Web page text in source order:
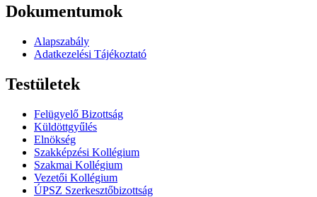
Dokumentumok
Alapszabály
Adatkezelési Tájékoztató
Testületek
Felügyelő Bizottság
Küldöttgyűlés
Elnökség
Szakképzési Kollégium
Szakmai Kollégium
Vezetői Kollégium
ÚPSZ Szerkesztőbizottság